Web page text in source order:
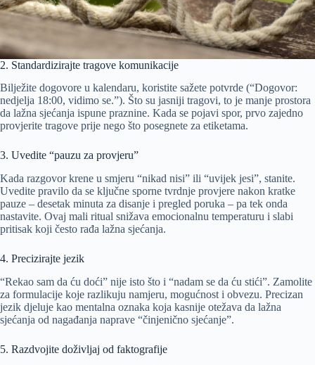
2. Standardizirajte tragove komunikacije
Bilježite dogovore u kalendaru, koristite sažete potvrde (“Dogovor:
nedjelja 18:00, vidimo se.”). Što su jasniji tragovi, to je manje prostora
da lažna sjećanja ispune praznine. Kada se pojavi spor, prvo zajedno
provjerite tragove prije nego što posegnete za etiketama.
3. Uvedite “pauzu za provjeru”
Kada razgovor krene u smjeru “nikad nisi” ili “uvijek jesi”, stanite.
Uvedite pravilo da se ključne sporne tvrdnje provjere nakon kratke
pauze – desetak minuta za disanje i pregled poruka – pa tek onda
nastavite. Ovaj mali ritual snižava emocionalnu temperaturu i slabi
pritisak koji često rađa lažna sjećanja.
4. Precizirajte jezik
“Rekao sam da ću doći” nije isto što i “nadam se da ću stići”. Zamolite
za formulacije koje razlikuju namjeru, mogućnost i obvezu. Precizan
jezik djeluje kao mentalna oznaka koja kasnije otežava da lažna
sjećanja od nagađanja naprave “činjenično sjećanje”.
5. Razdvojite doživljaj od faktografije